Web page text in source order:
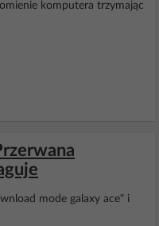
komputera trzymając
mode galaxy ace" i